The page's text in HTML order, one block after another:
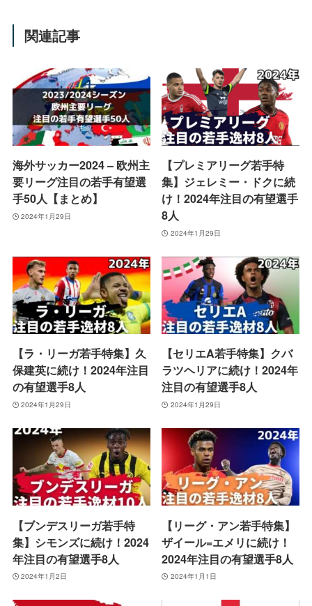
関連記事
海外サッカー2024 – 欧州主
要リーグ注目の若手有望選
手50人【まとめ】
2024年1月29日
【プレミアリーグ若手特
集】ジェレミー・ドクに続
け！2024年注目の有望選手
8人
2024年1月29日
【ラ・リーガ若手特集】久
保建英に続け！2024年注目
の有望選手8人
2024年1月29日
【セリエA若手特集】クバ
ラツヘリアに続け！2024年
注目の有望選手8人
2024年1月29日
【ブンデスリーガ若手特
集】シモンズに続け！2024
年注目の有望選手8人
2024年1月2日
【リーグ・アン若手特集】
ザイール=エメリに続け！
2024年注目の有望選手8人
2024年1月1日